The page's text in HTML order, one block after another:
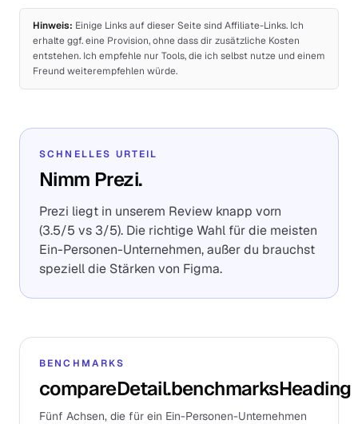
Hinweis: Einige Links auf dieser Seite sind Affiliate-Links. Ich
erhalte ggf. eine Provision, ohne dass dir zusätzliche Kosten
entstehen. Ich empfehle nur Tools, die ich selbst nutze und einem
Freund weiterempfehlen würde.
SCHNELLES URTEIL
Nimm Prezi.
Prezi liegt in unserem Review knapp vorn
(3.5/5 vs 3/5). Die richtige Wahl für die meisten
Ein-Personen-Unternehmen, außer du brauchst
speziell die Stärken von Figma.
BENCHMARKS
compareDetail.benchmarksHeading
Fünf Achsen, die für ein Ein-Personen-Unternehmen